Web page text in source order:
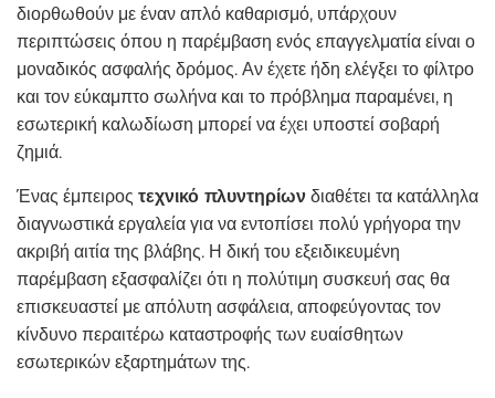
διορθωθούν με έναν απλό καθαρισμό, υπάρχουν
περιπτώσεις όπου η παρέμβαση ενός επαγγελματία είναι ο
μοναδικός ασφαλής δρόμος. Αν έχετε ήδη ελέγξει το φίλτρο
και τον εύκαμπτο σωλήνα και το πρόβλημα παραμένει, η
εσωτερική καλωδίωση μπορεί να έχει υποστεί σοβαρή
ζημιά.
Ένας έμπειρος τεχνικό πλυντηρίων διαθέτει τα κατάλληλα
διαγνωστικά εργαλεία για να εντοπίσει πολύ γρήγορα την
ακριβή αιτία της βλάβης. Η δική του εξειδικευμένη
παρέμβαση εξασφαλίζει ότι η πολύτιμη συσκευή σας θα
επισκευαστεί με απόλυτη ασφάλεια, αποφεύγοντας τον
κίνδυνο περαιτέρω καταστροφής των ευαίσθητων
εσωτερικών εξαρτημάτων της.